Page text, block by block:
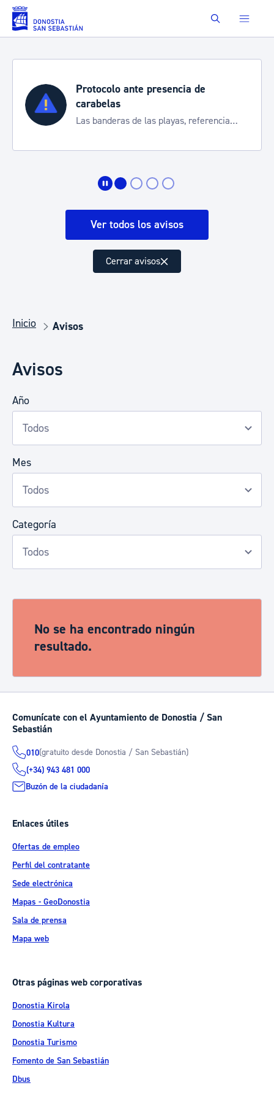
Saltar al contenido principal Buscar
Protocolo ante presencia de
carabelas
Las banderas de las playas, referencia
Ver todos los avisos
Cerrar avisos
Inicio Avisos
Avisos
Año
Mes
Categoría
No se ha encontrado ningún
resultado.
Comunícate con el Ayuntamiento de Donostia / San
Sebastián
010(gratuito desde Donostia / San Sebastián)
(+34) 943 481 000
Buzón de la ciudadanía
Enlaces útiles
Ofertas de empleo
Perfil del contratante
Sede electrónica
Mapas - GeoDonostia
Sala de prensa
Mapa web
Otras páginas web corporativas
Donostia Kirola
Donostia Kultura
Donostia Turismo
Fomento de San Sebastián
Dbus